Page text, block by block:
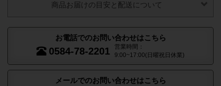
商品お届けの目安と配送について
お電話でのお問い合わせはこちら
0584-78-2201
営業時間：
9:00~17:00(日曜祝日休業)
メールでのお問い合わせはこちら